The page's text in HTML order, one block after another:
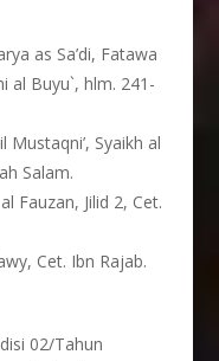
as Sa’di, Fatawa
al Buyu`, hlm. 241-
Mustaqni’, Syaikh al
Salam.
Fauzan, Jilid 2, Cet.
Cet. Ibn Rajab.
02/Tahun